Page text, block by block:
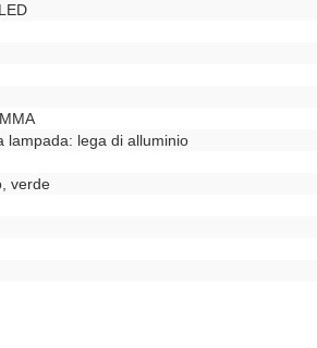
lampada: lega di alluminio
verde